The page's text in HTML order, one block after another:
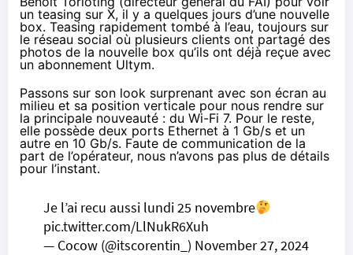
un teasing sur X, il y a quelques jours d’une nouvelle
box. Teasing rapidement tombé à l’eau, toujours sur
le réseau social où plusieurs clients ont partagé des
photos de la nouvelle box qu’ils ont déjà reçue avec
un abonnement Ultym.
Passons sur son look surprenant avec son écran au
milieu et sa position verticale pour nous rendre sur
la principale nouveauté : du Wi-Fi 7. Pour le reste,
elle possède deux ports Ethernet à 1 Gb/s et un
autre en 10 Gb/s. Faute de communication de la
part de l’opérateur, nous n’avons pas plus de détails
pour l’instant.
Je l’ai recu aussi lundi 25 novembre
pic.twitter.com/LlNukR6Xuh
— Cocow (@itscorentin_) November 27, 2024